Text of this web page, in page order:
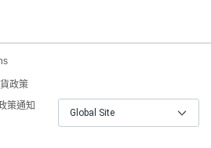
政策
策通知
Global Site